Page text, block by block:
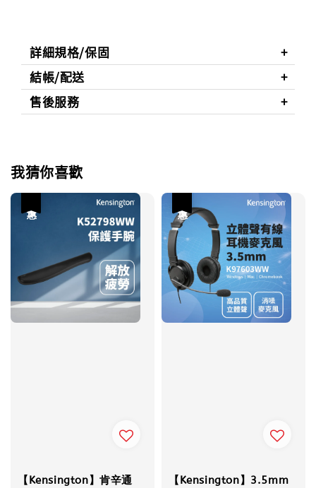
詳細規格/保固
結帳/配送
售後服務
我猜你喜歡
【Kensington】肯辛通
【Kensington】3.5mm